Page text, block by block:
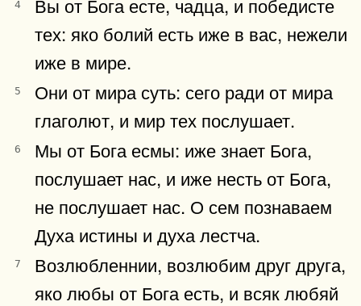
4
тех: яко болий есть иже в вас, нежели
иже в мире.
5
Они от мира суть: сего ради от мира
глаголют, и мир тех послушает.
6
Мы от Бога есмы: иже знает Бога,
послушает нас, и иже несть от Бога,
не послушает нас. О сем познаваем
Духа истины и духа лестча.
7
Возлюбленнии, возлюбим друг друга,
яко любы от Бога есть, и всяк любяй